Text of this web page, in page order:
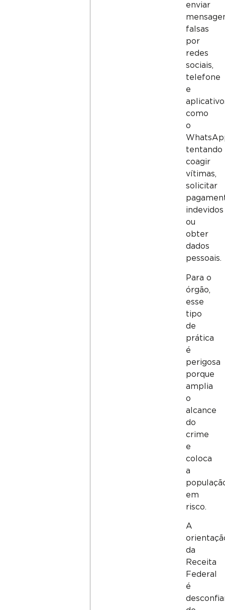
enviar
falsas
por
redes
sociais,
telefone
e
como
o
tentando
coagir
vítimas,
solicitar
indevidos
ou
obter
dados
pessoais.
Para o
órgão,
esse
tipo
de
prática
é
perigosa
porque
amplia
o
alcance
do
crime
e
coloca
a
em
risco.
A
da
Receita
Federal
é